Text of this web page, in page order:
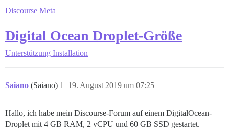
Discourse Meta
Digital Ocean Droplet-Größe
Unterstützung Installation
Saiano (Saiano) 19. August 2019 um 07:25
1
Hallo, ich habe mein Discourse-Forum auf einem DigitalOcean-
Droplet mit 4 GB RAM, 2 vCPU und 60 GB SSD gestartet.